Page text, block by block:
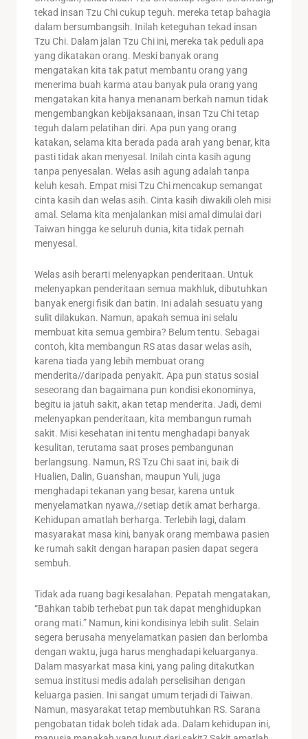
tekad insan Tzu Chi cukup teguh. mereka tetap bahagia
dalam bersumbangsih. Inilah keteguhan tekad insan
Tzu Chi. Dalam jalan Tzu Chi ini, mereka tak peduli apa
yang dikatakan orang. Meski banyak orang
mengatakan kita tak patut membantu orang yang
menerima buah karma atau banyak pula orang yang
mengatakan kita hanya menanam berkah namun tidak
mengembangkan kebijaksanaan, insan Tzu Chi tetap
teguh dalam pelatihan diri. Apa pun yang orang
katakan, selama kita berada pada arah yang benar, kita
pasti tidak akan menyesal. Inilah cinta kasih agung
tanpa penyesalan. Welas asih agung adalah tanpa
keluh kesah. Empat misi Tzu Chi mencakup semangat
cinta kasih dan welas asih. Cinta kasih diwakili oleh misi
amal. Selama kita menjalankan misi amal dimulai dari
Taiwan hingga ke seluruh dunia, kita tidak pernah
menyesal.
Welas asih berarti melenyapkan penderitaan. Untuk
melenyapkan penderitaan semua makhluk, dibutuhkan
banyak energi fisik dan batin. Ini adalah sesuatu yang
sulit dilakukan. Namun, apakah semua ini selalu
membuat kita semua gembira? Belum tentu. Sebagai
contoh, kita membangun RS atas dasar welas asih,
karena tiada yang lebih membuat orang
menderita//daripada penyakit. Apa pun status sosial
seseorang dan bagaimana pun kondisi ekonominya,
begitu ia jatuh sakit, akan tetap menderita. Jadi, demi
melenyapkan penderitaan, kita membangun rumah
sakit. Misi kesehatan ini tentu menghadapi banyak
kesulitan, terutama saat proses pembangunan
berlangsung. Namun, RS Tzu Chi saat ini, baik di
Hualien, Dalin, Guanshan, maupun Yuli, juga
menghadapi tekanan yang besar, karena untuk
menyelamatkan nyawa,//setiap detik amat berharga.
Kehidupan amatlah berharga. Terlebih lagi, dalam
masyarakat masa kini, banyak orang membawa pasien
ke rumah sakit dengan harapan pasien dapat segera
sembuh.
Tidak ada ruang bagi kesalahan. Pepatah mengatakan,
“Bahkan tabib terhebat pun tak dapat menghidupkan
orang mati.” Namun, kini kondisinya lebih sulit. Selain
segera berusaha menyelamatkan pasien dan berlomba
dengan waktu, juga harus menghadapi keluarganya.
Dalam masyarkat masa kini, yang paling ditakutkan
semua institusi medis adalah perselisihan dengan
keluarga pasien. Ini sangat umum terjadi di Taiwan.
Namun, masyarakat tetap membutuhkan RS. Sarana
pengobatan tidak boleh tidak ada. Dalam kehidupan ini,